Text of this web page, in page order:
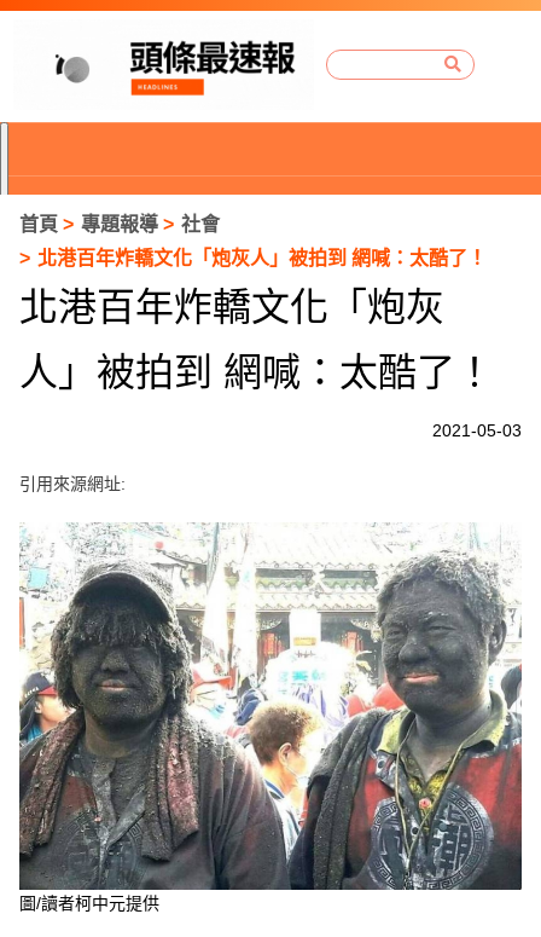
首頁 專題報導
社會
北港百年炸轎文化「炮灰人」被拍到 網喊：太酷了！
北港百年炸轎文化「炮灰
人」被拍到 網喊：太酷了！
2021-05-03
引用來源網址:
圖/讀者柯中元提供